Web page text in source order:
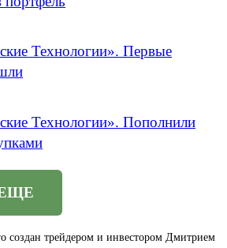
Технологии». Первые
Технологии». Пополнили
создан трейдером и инвестором Дмитрием